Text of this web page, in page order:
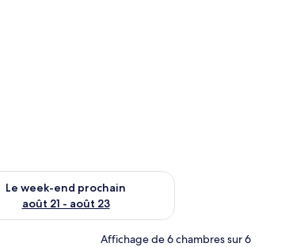
- août 16
Le week-end prochain
août 21 - août 23
disponibilité pour le week-end prochain août 21 -
Affichage de 6 chambres sur 6